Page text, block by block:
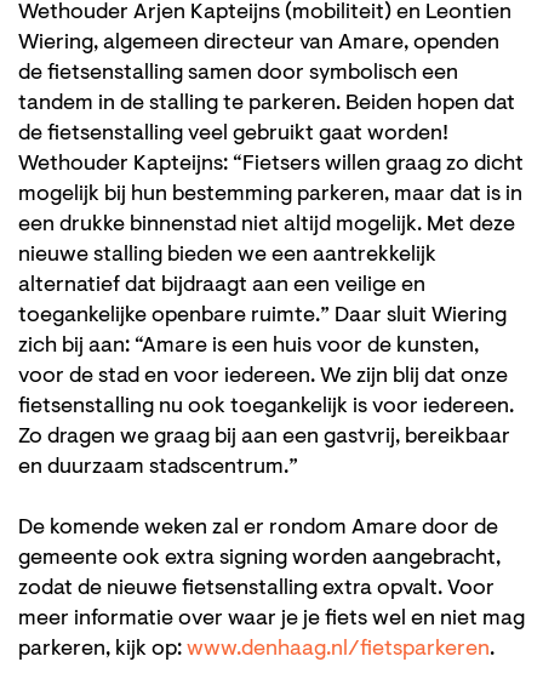
Wethouder Arjen Kapteijns (mobiliteit) en Leontien
Wiering, algemeen directeur van Amare, openden
de fietsenstalling samen door symbolisch een
tandem in de stalling te parkeren. Beiden hopen dat
de fietsenstalling veel gebruikt gaat worden!
Wethouder Kapteijns: “Fietsers willen graag zo dicht
mogelijk bij hun bestemming parkeren, maar dat is in
een drukke binnenstad niet altijd mogelijk. Met deze
nieuwe stalling bieden we een aantrekkelijk
alternatief dat bijdraagt aan een veilige en
toegankelijke openbare ruimte.” Daar sluit Wiering
zich bij aan: “Amare is een huis voor de kunsten,
voor de stad en voor iedereen. We zijn blij dat onze
fietsenstalling nu ook toegankelijk is voor iedereen.
Zo dragen we graag bij aan een gastvrij, bereikbaar
en duurzaam stadscentrum.”
De komende weken zal er rondom Amare door de
gemeente ook extra signing worden aangebracht,
zodat de nieuwe fietsenstalling extra opvalt. Voor
meer informatie over waar je je fiets wel en niet mag
parkeren, kijk op: www.denhaag.nl/fietsparkeren.